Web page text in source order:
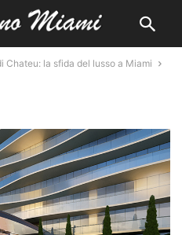
Chateu: la sfida del lusso a Miami